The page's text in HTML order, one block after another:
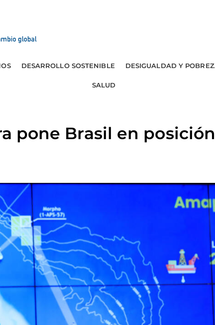
DESARROLLO SOSTENIBLE DESIGUALDAD Y
SALUD
pone Brasil en